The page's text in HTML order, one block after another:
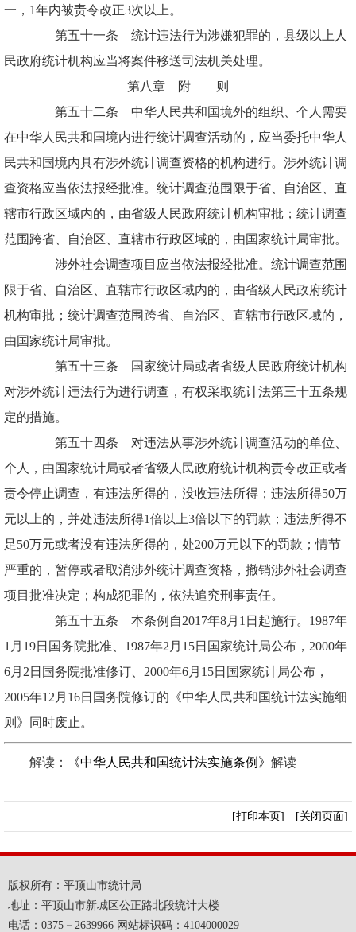
一，1年内被责令改正3次以上。
第五十一条 统计违法行为涉嫌犯罪的，县级以上人
民政府统计机构应当将案件移送司法机关处理。
第八章 附 则
第五十二条 中华人民共和国境外的组织、个人需要
在中华人民共和国境内进行统计调查活动的，应当委托中华人
民共和国境内具有涉外统计调查资格的机构进行。涉外统计调
查资格应当依法报经批准。统计调查范围限于省、自治区、直
辖市行政区域内的，由省级人民政府统计机构审批；统计调查
范围跨省、自治区、直辖市行政区域的，由国家统计局审批。
涉外社会调查项目应当依法报经批准。统计调查范围
限于省、自治区、直辖市行政区域内的，由省级人民政府统计
机构审批；统计调查范围跨省、自治区、直辖市行政区域的，
由国家统计局审批。
第五十三条 国家统计局或者省级人民政府统计机构
对涉外统计违法行为进行调查，有权采取统计法第三十五条规
定的措施。
第五十四条 对违法从事涉外统计调查活动的单位、
个人，由国家统计局或者省级人民政府统计机构责令改正或者
责令停止调查，有违法所得的，没收违法所得；违法所得50万
元以上的，并处违法所得1倍以上3倍以下的罚款；违法所得不
足50万元或者没有违法所得的，处200万元以下的罚款；情节
严重的，暂停或者取消涉外统计调查资格，撤销涉外社会调查
项目批准决定；构成犯罪的，依法追究刑事责任。
第五十五条 本条例自2017年8月1日起施行。1987年
1月19日国务院批准、1987年2月15日国家统计局公布，2000年
6月2日国务院批准修订、2000年6月15日国家统计局公布，
2005年12月16日国务院修订的《中华人民共和国统计法实施细
则》同时废止。
解读： 《中华人民共和国统计法实施条例 》 解读
[打印本页] [关闭页面]
版权所有：平顶山市统计局
地址：平顶山市新城区公正路北段统计大楼
电话：0375－2639966 网站标识码：4104000029